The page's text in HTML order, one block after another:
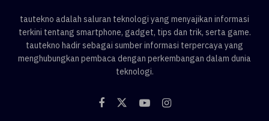
tautekno adalah saluran teknologi yang menyajikan informasi
terkini tentang smartphone, gadget, tips dan trik, serta game.
tautekno hadir sebagai sumber informasi terpercaya yang
menghubungkan pembaca dengan perkembangan dalam dunia
teknologi.